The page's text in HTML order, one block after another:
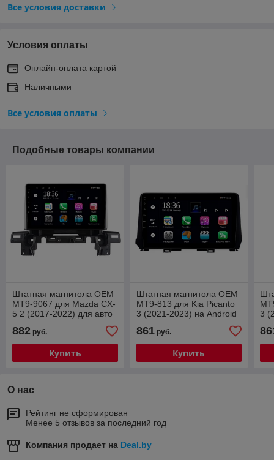
Все условия доставки
Условия оплаты
Онлайн-оплата картой
Наличными
Все условия оплаты
Подобные товары компании
Штатная магнитола OEM
MT9-9067 для Mazda CX-
5 2 (2017-2022) для авто
Android 10 CarPlay
882 руб.
Купить
Штатная магнитола OEM
MT9-813 для Kia Picanto
3 (2021-2023) на Android
861руб.
Купить
3
О нас
Рейтинг не сформирован
Менее 5 отзывов за последний год
Компания продает на Deal.by